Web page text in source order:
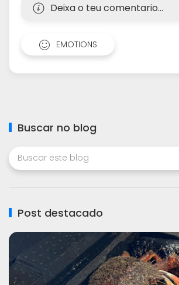
Deixa o teu comentario...
EMOTIONS
Buscar no blog
Post destacado